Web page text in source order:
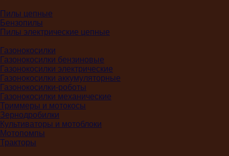
Пилы цепные
Бензопилы
Пилы электрические цепные
Газонокосилки
Газонокосилки бензиновые
Газонокосилки электрические
Газонокосилки аккумуляторные
Газонокосилки-роботы
Газонокосилки механические
Триммеры и мотокосы
Зернодробилки
Культиваторы и мотоблоки
Мотопомпы
Тракторы